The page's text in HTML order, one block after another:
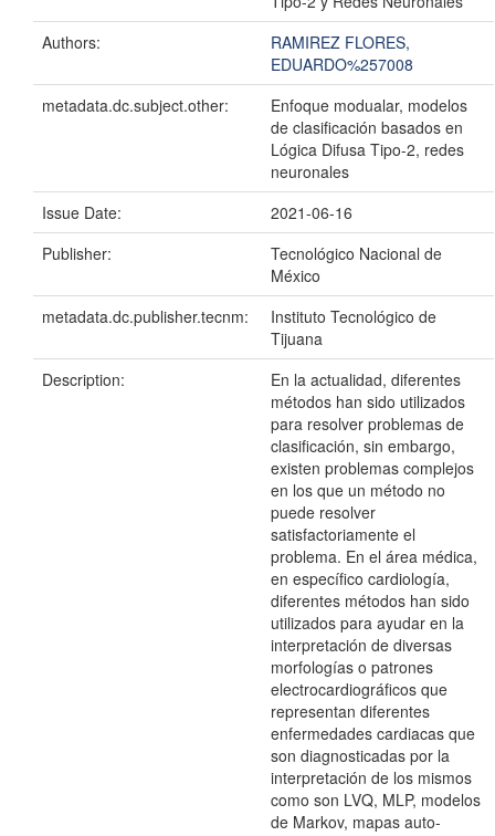
Authors:
RAMIREZ FLORES,
EDUARDO%257008
metadata.dc.subject.other:
Enfoque modualar, modelos
de clasificación basados en
Lógica Difusa Tipo-2, redes
neuronales
Issue Date:
2021-06-16
Publisher:
Tecnológico Nacional de
México
metadata.dc.publisher.tecnm:
Instituto Tecnológico de
Tijuana
Description:
En la actualidad, diferentes
métodos han sido utilizados
para resolver problemas de
clasificación, sin embargo,
existen problemas complejos
en los que un método no
puede resolver
satisfactoriamente el
problema. En el área médica,
en específico cardiología,
diferentes métodos han sido
utilizados para ayudar en la
interpretación de diversas
morfologías o patrones
electrocardiográficos que
representan diferentes
enfermedades cardiacas que
son diagnosticadas por la
interpretación de los mismos
como son LVQ, MLP, modelos
de Markov, mapas auto-